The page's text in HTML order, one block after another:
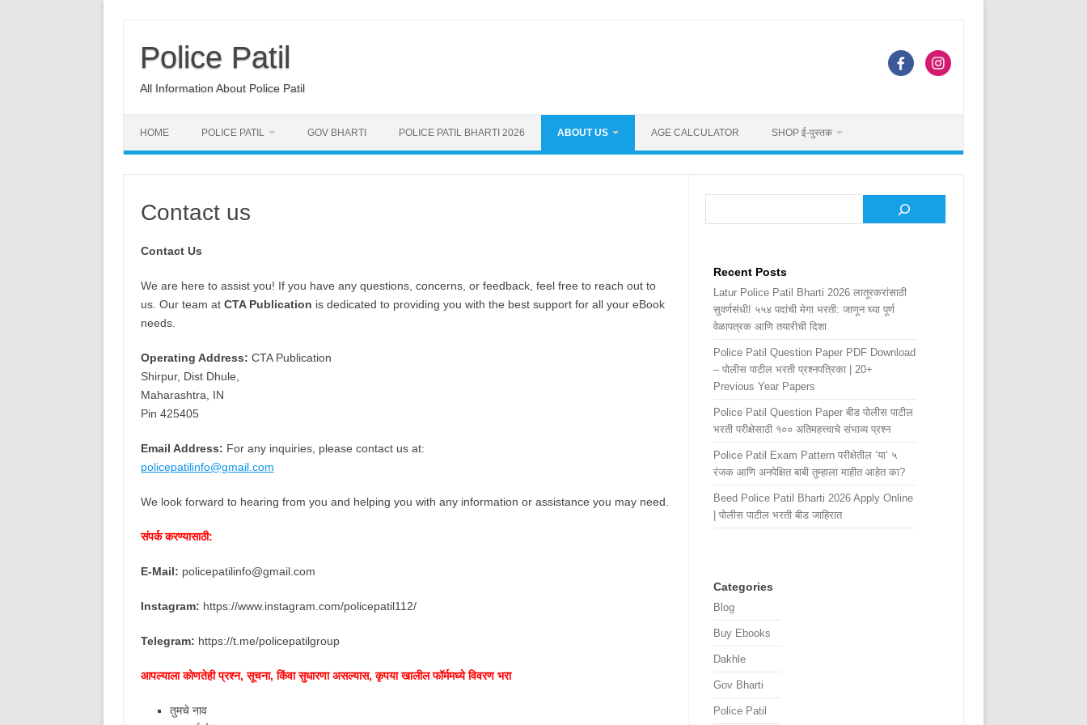
content
Police Patil
All Information About Police Patil
HOME POLICE PATIL GOV BHARTI POLICE PATIL BHARTI 2026 ABOUT US AGE CALCULATOR SHOP ई-पुस्तक
Contact us
Contact Us
We are here to assist you! If you have any questions, concerns, or feedback, feel free to reach out to
us. Our team at CTA Publication is dedicated to providing you with the best support for all your eBook
needs.
Operating Address: CTA Publication
Shirpur, Dist Dhule,
Maharashtra, IN
Pin 425405
Email Address: For any inquiries, please contact us at:
policepatilinfo@gmail.com
We look forward to hearing from you and helping you with any information or assistance you may need.
संपर्क करण्यासाठी:
E-Mail: policepatilinfo@gmail.com
Instagram: https://www.instagram.com/policepatil112/
Telegram: https://t.me/policepatilgroup
आपल्याला कोणतेही प्रश्न, सूचना, किंवा सुधारणा असल्यास, कृपया खालील फॉर्ममध्ये विवरण भरा
तुमचे नाव
Recent Posts
Latur Police Patil Bharti 2026 लातूरकरांसाठी
सुवर्णसंधी! ५५४ पदांची मेगा भरती: जाणून घ्या पूर्ण
वेळापत्रक आणि तयारीची दिशा
Police Patil Question Paper PDF Download
– पोलीस पाटील भरती प्रश्नपत्रिका | 20+
Previous Year Papers
Police Patil Question Paper बीड पोलीस पाटील
भरती परीक्षेसाठी १०० अतिमहत्त्वाचे संभाव्य प्रश्न
Police Patil Exam Pattern परीक्षेतील ‘या’ ५
रंजक आणि अनपेक्षित बाबी तुम्हाला माहीत आहेत का?
Beed Police Patil Bharti 2026 Apply Online
| पोलीस पाटील भरती बीड जाहिरात
Categories
Blog
Buy Ebooks
Dakhle
Gov Bharti
Police Patil